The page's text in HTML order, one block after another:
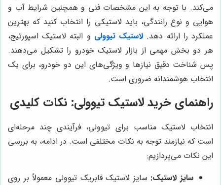
می‌کند. با توجه به این مشخصات فنی و همچنین شرایط آب و
هوایی و نوع رانندگی، باید لاستیکی را انتخاب کنید که بهترین
عملکرد را ارائه دهد. لاستیک تیوولی و البته لاستیک اسپورتیج،
هر دو بخش مهمی از بازار لاستیک خودرو را تشکیل می‌دهند.
پس شناخت دقیق نیازها و ویژگی‌های این دو خودرو، برای یک
انتخاب هوشمندانه ضروری است.
راهنمای خرید لاستیک تیوولی: نکات کلیدی
انتخاب لاستیک مناسب برای تیوولی، فرآیندی چند مرحله‌ای
است که نیازمند توجه به نکات مختلفی است. در ادامه، به بررسی
این نکات می‌پردازیم:
سایز لاستیک: سایز لاستیک فابریک تیوولی معمولاً بر روی